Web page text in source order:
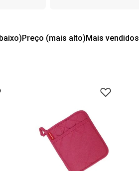
Preço (mais alto)Mais vendidos